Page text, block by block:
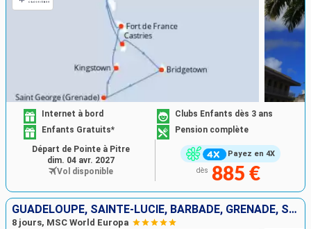
Payez en 4X
Internet à bord
Clubs Enfants dès 3 ans
Enfants Gratuits*
Pension complète
dès 885 €
Départ de Pointe à Pitre
dim. 04 avr. 2027
Vol disponible
GUADELOUPE, SAINTE-LUCIE, BARBADE, GRENADE, SAINT VINCENT-ET-LES-GRENADINES, MARTINIQUE
8 jours, MSC World Europa